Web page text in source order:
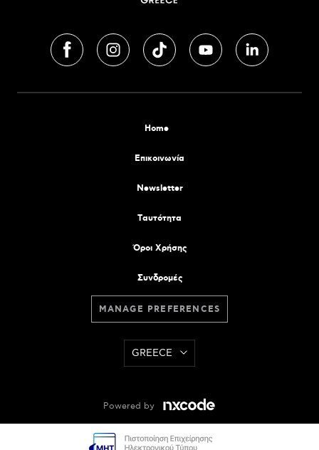
Home
Επικοινωνία
Newsletter
Tαυτότητα
Όροι Χρήσης
Συνδρομές
MANAGE PREFERENCES
GREECE
Powered by